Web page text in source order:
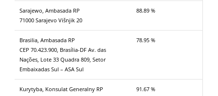
Sarajewo, Ambasada RP
71000 Sarajevo Višnjik 20
88.89 %
Brasilia, Ambasada RP
CEP 70.423.900, Brasília-DF Av. das
Nações, Lote 33 Quadra 809, Setor
Embaixadas Sul – ASA Sul
78.95 %
Kurytyba, Konsulat Generalny RP
91.67 %